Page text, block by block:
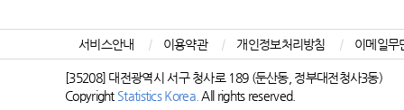
서비스안내 이용약관 | 개인정보처리방침 | 이메일무
[35208] 대전광역시 서구 청사로 189 (둔산동, 정부대전청사3동)
Copyright Statistics Korea. All rights reserved.